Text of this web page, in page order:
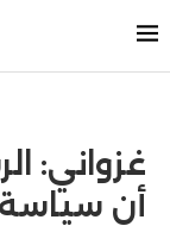
غزواني:
أن